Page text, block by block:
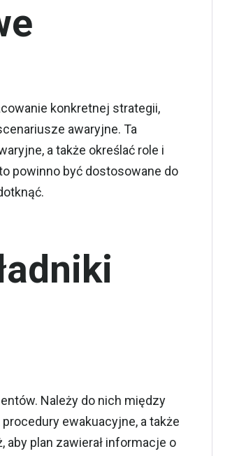
konkretnej strategii,
awaryjne. Ta
a także określać role i
powinno być dostosowane do
Należy do nich między
ewakuacyjne, a także
plan zawierał informacje o